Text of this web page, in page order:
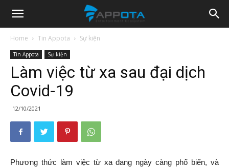
Appota
News
Home Tin Appota Sự kiện
Tin Appota Sự kiện
Làm việc từ xa sau đại dịch
Covid-19
12/10/2021
Phương thức làm việc từ xa đang ngày càng phổ biến, và